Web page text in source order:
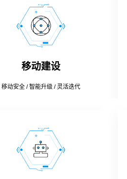
移动建设
移动安全 / 智能升级 / 灵活迭代